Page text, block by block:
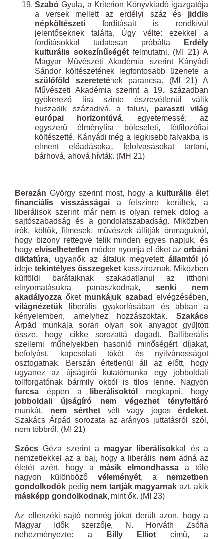
Szabó Gyula, a Kriterion Könyvkiadó igazgatója
a versek mellett az erdélyi száz és jiddis
népköltészeti fordításait is rendkívül
jelentőseknek találta. Úgy vélte: ezekkel a
fordításokkal tudatosan próbálta
Erdély
kulturális sokszínűségétfelmutatni. (MI 21) A
Magyar Művészeti Akadémia szerint Kányádi
Sándor költészetének legfontosabb üzenete a
szülőföld szeretetének parancsa. (MI 21) A
Művészeti Akadémia szerint a 19. században
gyökerező líra szinte észrevétlenül válik
huszadik századivá, a falusi, paraszti világ
európai horizontúvá, egyetemessé; az
egyszerű élménylíra bölcseleti, létfilozófiai
költészetté. Kányádi még a legkisebb falvakba is
elment előadásokat, felolvasásokat tartani,
bárhová, ahová hívták. (MH 21)
Berszán György szerint most, hogy a kulturális élet
financiális visszásságai a felszínre kerültek, a
liberálisok szerint már nem is olyan remek dolog a
sajtószabadság és a gondolatszabadság. Miközben
írók, költők, filmesek, művészek állítják önmagukról,
hogy bizony rettegve telik minden egyes napjuk, és
hogy elviselhetetlen módon nyomja el őket azorbáni
diktatúra, ugyanők az általuk megvetett államtól
jó
ideje tekintélyes összegeket kasszíroznak. Miközben
külföldi barátaiknak szakadatlanul az itthoni
elnyomatásukra panaszkodnak, senki nem
akadályozza őket munkájuk szabad elvégzésében,
világnézetük liberális gyakorlásában és abban a
kényelemben, amelyhez hozzászoktak. Szakács
Árpád munkája során olyan sok anyagot gyűjtött
össze, hogy cikke sorozattá dagadt. Balliberális
szellemi műhelyekben hasonló minőségért díjakat,
befolyást, kapcsolati tőkét és nyilvánosságot
osztogatnak. Berszán értetlenül áll az előtt, hogy
ugyanez az újságírói kutatómunka egy jobboldali
tollforgatónak bármily okból is tilos lenne. Nagyon
furcsa éppen a liberálisoktól
megkapni, hogy
jobboldali újságíró nem végezhet tényfeltáró
munkát, nem sérthet vélt vagy jogos érdeket.
Szakács Árpád sorozata az arányos juttatásról szól,
nem többről. (MI 21)
Szőcs Géza szerint a magyar liberálisokkal és a
nemzetiekkel az a baj, hogy a liberális nemadná az
életét azért, hogy a másik elmondhassa a tőle
nagyon különböző véleményét, a nemzetben
gondolkodók pedig nem tartják magyarnak azt, akik
másképp gondolkodnak, mint ők. (MI 23)
Az ellenzéki sajtó nemrég jókat derült azon, hogy a
Magyar Idők szerzője, N. Horváth Zsófia
nehezményezte: a
Billy Elliot című, a